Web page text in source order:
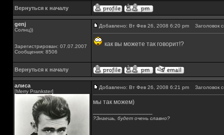
Вернуться к началу
genj
Солнц))
Зарегистрирован: 07.07.2007
Сообщения: 8506
Добавлено: Вт Фев 26, 2008 6:20 pm Заголовок
как вы можете так говорит!?
Вернуться к началу
алиса
[Merry Prankster]
Добавлено: Вт Фев 26, 2008 6:21 pm Заголовок
мы так можем)
?Знаешь, будет очень славно?